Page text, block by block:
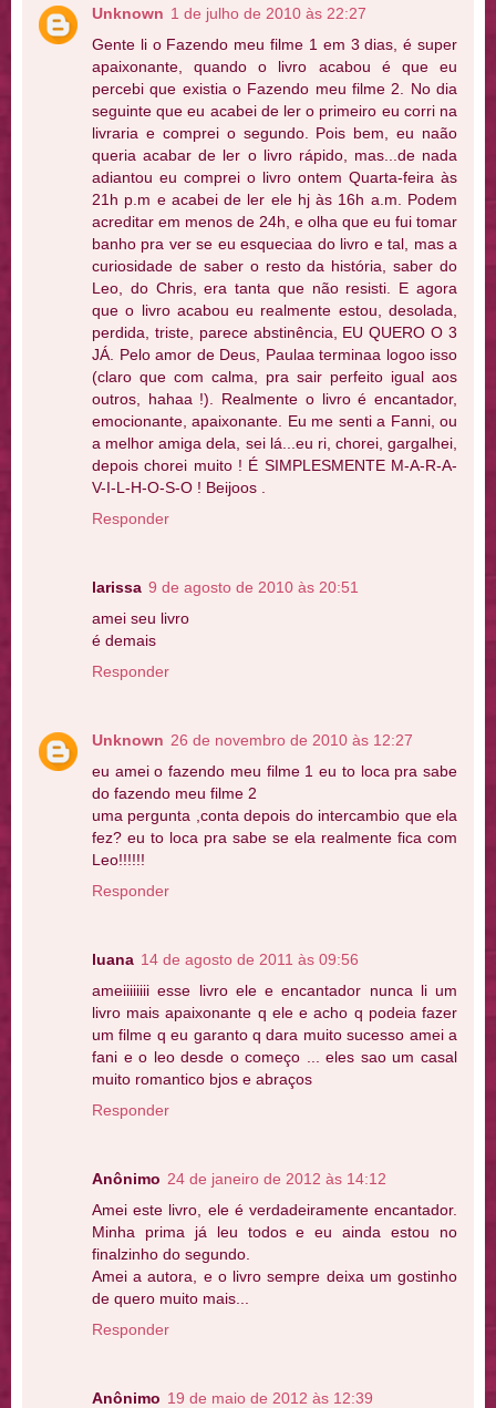
Unknown 1 de julho de 2010 às 22:27
Gente li o Fazendo meu filme 1 em 3 dias, é super
apaixonante, quando o livro acabou é que eu
percebi que existia o Fazendo meu filme 2. No dia
seguinte que eu acabei de ler o primeiro eu corri na
livraria e comprei o segundo. Pois bem, eu naão
queria acabar de ler o livro rápido, mas...de nada
adiantou eu comprei o livro ontem Quarta-feira às
21h p.m e acabei de ler ele hj às 16h a.m. Podem
acreditar em menos de 24h, e olha que eu fui tomar
banho pra ver se eu esqueciaa do livro e tal, mas a
curiosidade de saber o resto da história, saber do
Leo, do Chris, era tanta que não resisti. E agora
que o livro acabou eu realmente estou, desolada,
perdida, triste, parece abstinência, EU QUERO O 3
JÁ. Pelo amor de Deus, Paulaa terminaa logoo isso
(claro que com calma, pra sair perfeito igual aos
outros, hahaa !). Realmente o livro é encantador,
emocionante, apaixonante. Eu me senti a Fanni, ou
a melhor amiga dela, sei lá...eu ri, chorei, gargalhei,
depois chorei muito ! É SIMPLESMENTE M-A-R-A-
V-I-L-H-O-S-O ! Beijoos .
Responder
larissa 9 de agosto de 2010 às 20:51
amei seu livro
é demais
Responder
Unknown 26 de novembro de 2010 às 12:27
eu amei o fazendo meu filme 1 eu to loca pra sabe
do fazendo meu filme 2
uma pergunta ,conta depois do intercambio que ela
fez? eu to loca pra sabe se ela realmente fica com
Leo!!!!!!
Responder
luana 14 de agosto de 2011 às 09:56
ameiiiiiiii esse livro ele e encantador nunca li um
livro mais apaixonante q ele e acho q podeia fazer
um filme q eu garanto q dara muito sucesso amei a
fani e o leo desde o começo ... eles sao um casal
muito romantico bjos e abraços
Responder
Anônimo 24 de janeiro de 2012 às 14:12
Amei este livro, ele é verdadeiramente encantador.
Minha prima já leu todos e eu ainda estou no
finalzinho do segundo.
Amei a autora, e o livro sempre deixa um gostinho
de quero muito mais...
Responder
Anônimo 19 de maio de 2012 às 12:39